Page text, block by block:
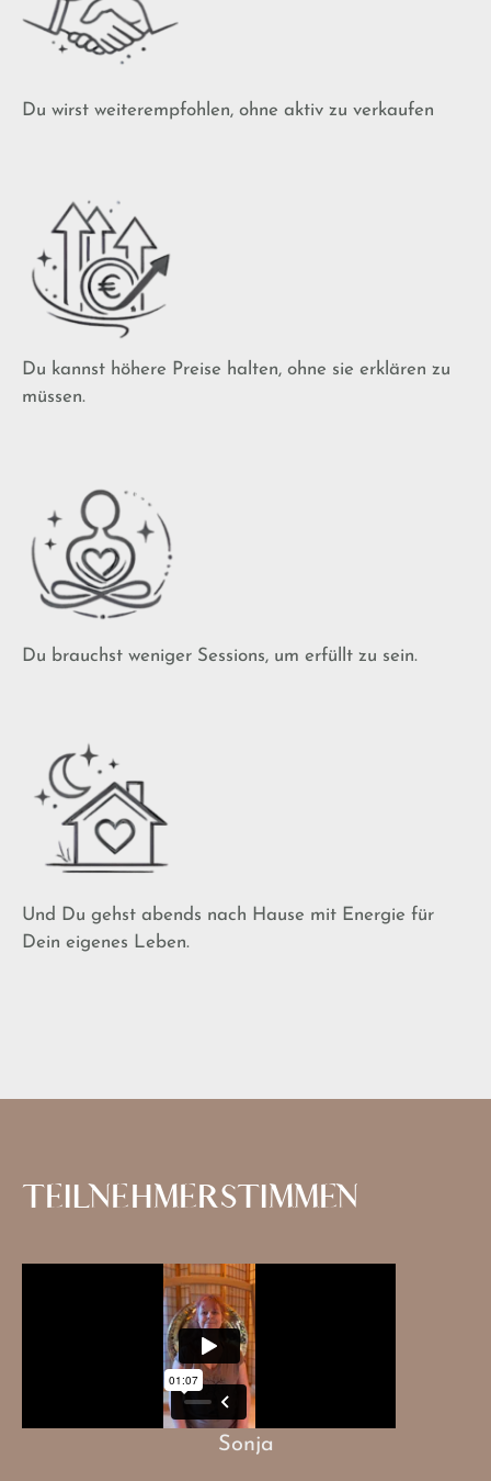
Du wirst weiterempfohlen, ohne aktiv zu verkaufen
Du kannst höhere Preise halten, ohne sie erklären zu
müssen.
Du brauchst weniger Sessions, um erfüllt zu sein.
Und Du gehst abends nach Hause mit Energie für
Dein eigenes Leben.
TEILNEHMERSTIMMEN
Sonja